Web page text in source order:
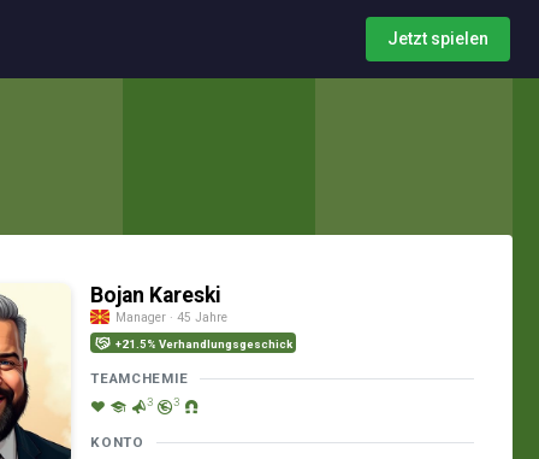
Jetzt spielen
Bojan Kareski
Manager · 45 Jahre
+21.5% Verhandlungsgeschick
TEAMCHEMIE
3 3
KONTO